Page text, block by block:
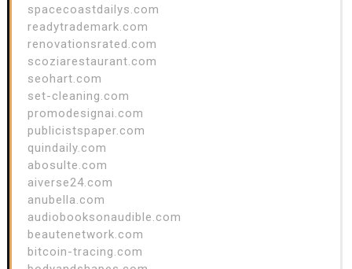
spacecoastdailys.com
readytrademark.com
renovationsrated.com
scoziarestaurant.com
seohart.com
set-cleaning.com
promodesignai.com
publicistspaper.com
quindaily.com
abosulte.com
aiverse24.com
anubella.com
audiobooksonaudible.com
beautenetwork.com
bitcoin-tracing.com